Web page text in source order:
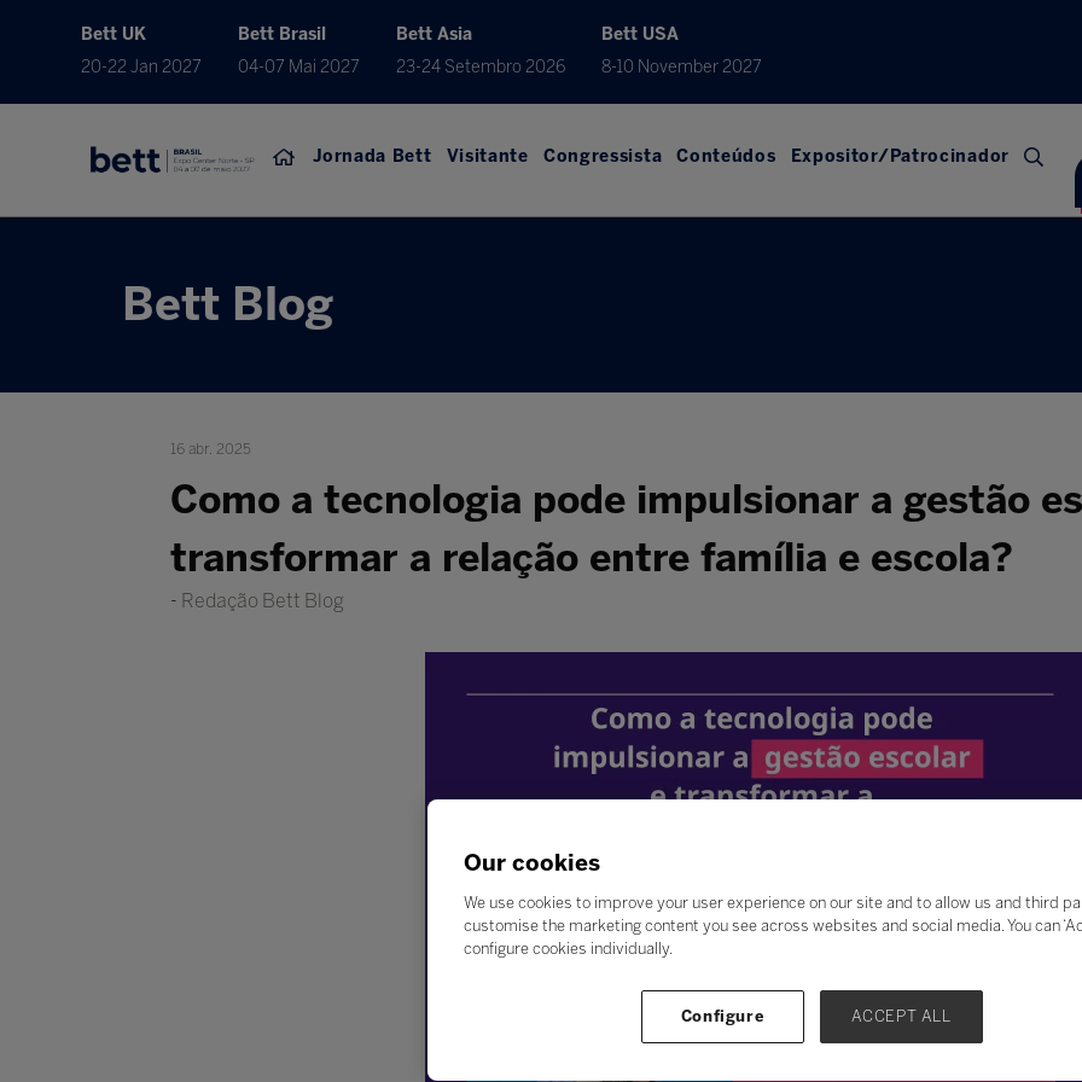
Bett UK
20-22 Jan 2027
Bett Brasil
04-07 Mai 2027
Bett Asia
23-24 Setembro 2026
Bett USA
8-10 November 2027
Jornada Bett Visitante Congressista Conteúdos Expositor/Patrocinador
Bett Blog
16 abr. 2025
Como a tecnologia pode impulsionar a gestão
transformar a relação entre família e escola?
Redação Bett Blog
Our cookies
We use cookies to improve your user experience on our site and to allow us and third
customise the marketing content you see across websites and social media. You can
configure cookies individually.
Configure ACCEPT ALL